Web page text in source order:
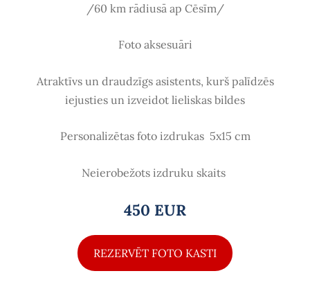
/60 km rādiusā ap Cēsīm/
Foto aksesuāri
Atraktīvs un draudzīgs asistents, kurš palīdzēs
iejusties un izveidot lieliskas bildes
Personalizētas foto izdrukas 5x15 cm
Neierobežots izdruku skaits
450 EUR
REZERVĒT FOTO KASTI